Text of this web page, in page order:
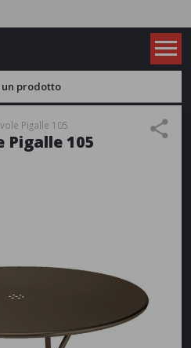
Pigalle 105
Pigalle 105